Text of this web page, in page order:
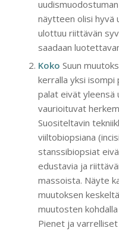
näytteen olisi hyvä
ulottuu riittävän
saadaan
Koko Suun
kerralla yksi isompi
palat eivät yleensä
vaurioituvat
Suositeltavin
viiltobiopsiana
stanssibiopsiat
edustavia ja
massoista. Näyte
muutoksen
muutosten
Pienet ja